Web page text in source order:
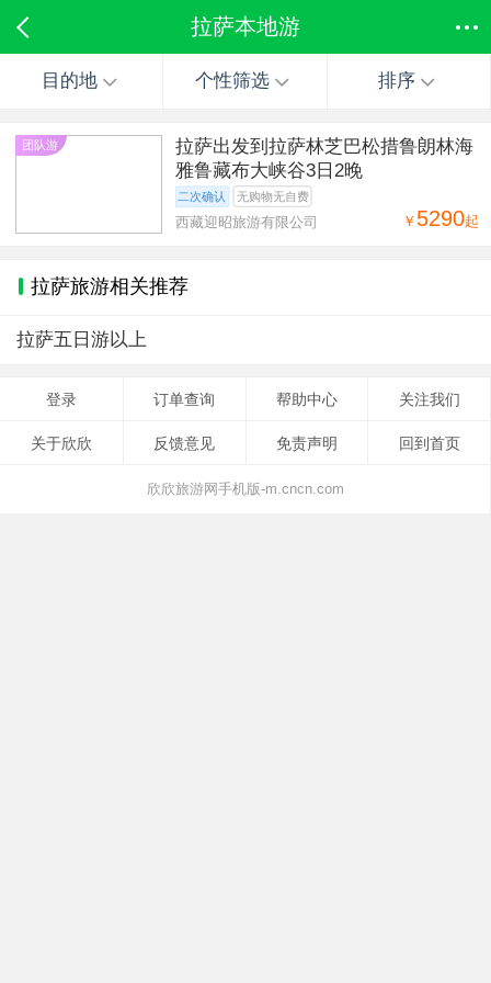
拉萨本地游
目的地 个性筛选 排序
团队游
拉萨出发到拉萨林芝巴松措鲁朗林海
雅鲁藏布大峡谷3日2晚
二次确认 无购物无自费
￥ 5290起
西藏迎昭旅游有限公司
拉萨旅游相关推荐
拉萨五日游以上
登录 订单查询 帮助中心 关注我们
关于欣欣 反馈意见 免责声明 回到首页
欣欣旅游网手机版-m.cncn.com